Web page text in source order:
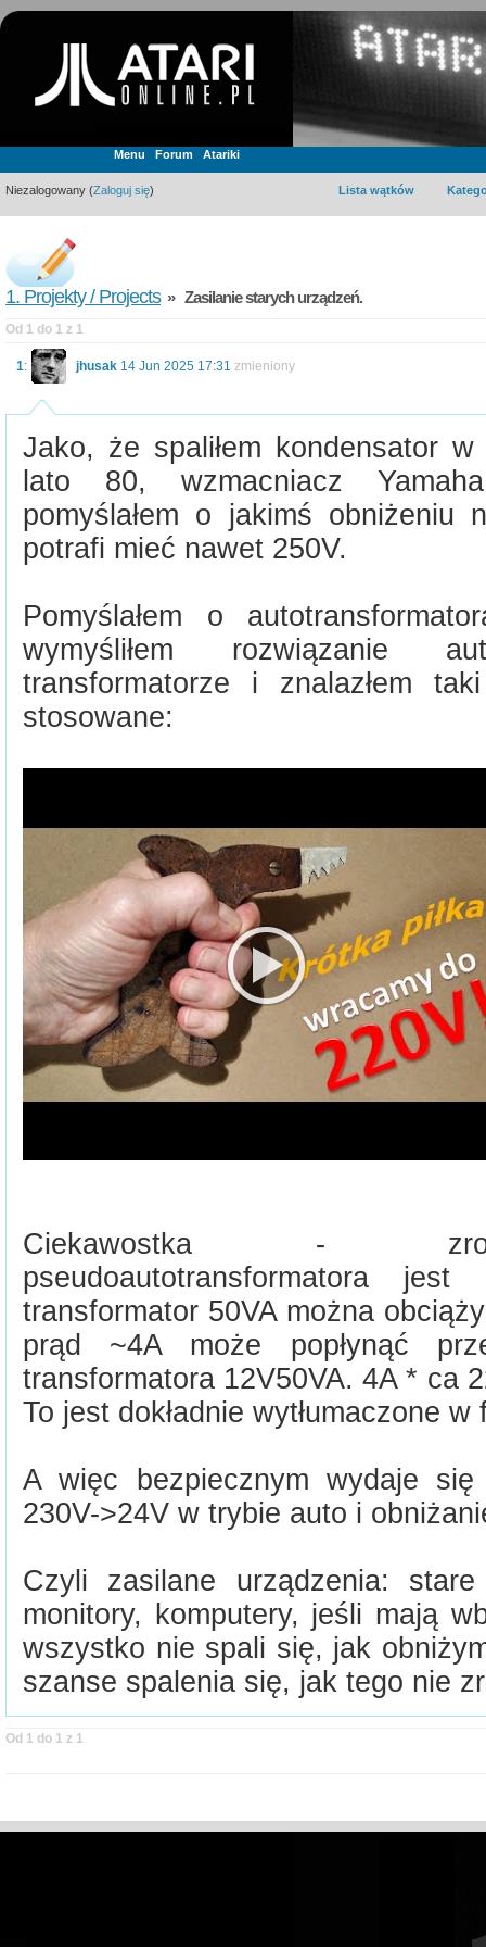
Menu Forum Atariki
Niezalogowany (Zaloguj się) Lista wątków
1. Projekty / Projects» Zasilanie starych urządzeń.
Od 1 do 1 z 1
1: jhusak 14 Jun 2025 17:31 zmieniony
Jako, że spaliłem kondensator
lato 80, wzmacniacz
pomyślałem o jakimś obniżeniu
potrafi mieć nawet 250V.
Pomyślałem o
wymyśliłem rozwiązanie
transformatorze i znalazłem
stosowane:
Ciekawostka -
pseudoautotransformatora
transformator 50VA można
prąd ~4A może popłynąć
transformatora 12V50VA. 4A * ca
To jest dokładnie wytłumaczone w
A więc bezpiecznym wydaje się
230V->24V w trybie auto i
Czyli zasilane urządzenia:
monitory, komputery, jeśli mają
wszystko nie spali się, jak
szanse spalenia się, jak tego nie
Od 1 do 1 z 1